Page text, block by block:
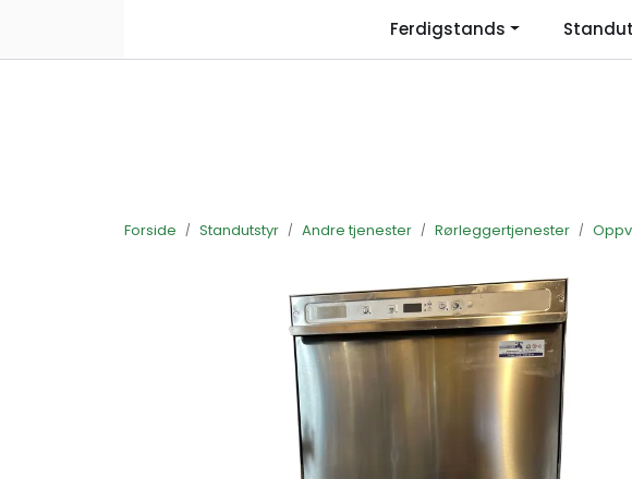
Ferdigstands
Forside Standutstyr Andre tjenester Rørleggertjenester